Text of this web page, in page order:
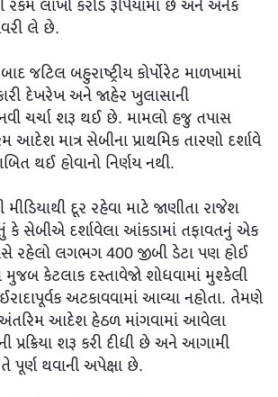
રકમ લાખો કરોડ રૂપિયામાં છે અને અનેક
લે છે.
જટિલ બહુરાષ્ટ્રીય કોર્પોરેટ માળખામાં
દેખરેખ અને જાહેર ખુલાસાની
ચર્ચા શરૂ થઈ છે. મામલો હજુ તપાસ
માત્ર સેબીના પ્રાથમિક તારણો દર્શાવે
થઈ હોવાનો નિર્ણય નથી.
મીડિયાથી દૂર રહેવા માટે જાણીતા રાજેશ
કે સેબીએ દર્શાવેલા આંકડામાં તફાવતનું એક
રહેલો લગભગ 400 જીબી ડેટા પણ હોઈ
કેટલાક દસ્તાવેજો શોધવામાં મુશ્કેલી
અટકાવવામાં આવ્યા નહોતા. તેમણે
આદેશ હેઠળ માંગવામાં આવેલા
પ્રક્રિયા શરૂ કરી દીધી છે અને આગામી
પૂર્ણ થવાની અપેક્ષા છે.